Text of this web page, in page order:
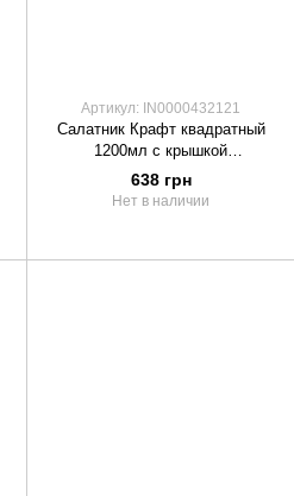
Артикул: IN0000432121
Салатник Крафт квадратный
1200мл с крышкой
178х178х60мм 50шт
638 грн
Нет в наличии